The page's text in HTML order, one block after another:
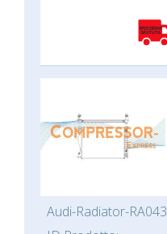
Audi-Radiator-RA043